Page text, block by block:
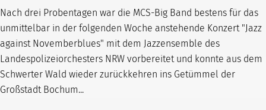
Nach drei Probentagen war die MCS-Big Band bestens für das
unmittelbar in der folgenden Woche anstehende Konzert "Jazz
against Novemberblues" mit dem Jazzensemble des
Landespolizeiorchesters NRW vorbereitet und konnte aus dem
Schwerter Wald wieder zurückkehren ins Getümmel der
Großstadt Bochum...